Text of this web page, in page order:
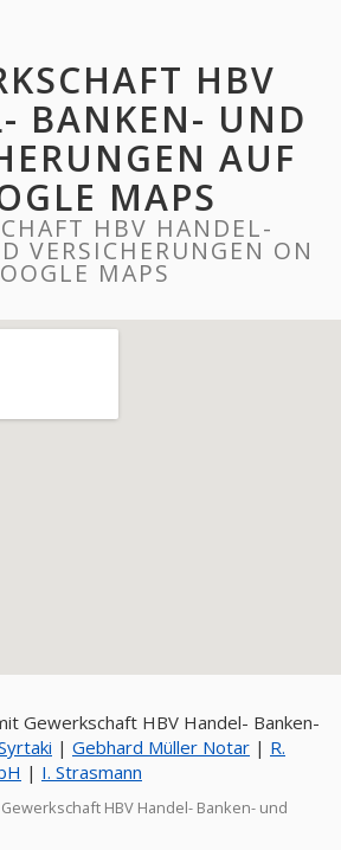
HBV
BANKEN- UND
AUF
MAPS
HBV HANDEL-
VERSICHERUNGEN ON
MAPS
Gewerkschaft HBV Handel- Banken-
| Gebhard Müller Notar | R.
| I. Strasmann
HBV Handel- Banken- und